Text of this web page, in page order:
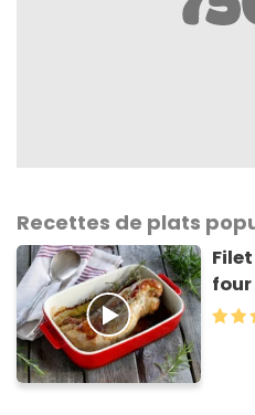
Recettes de plats
four